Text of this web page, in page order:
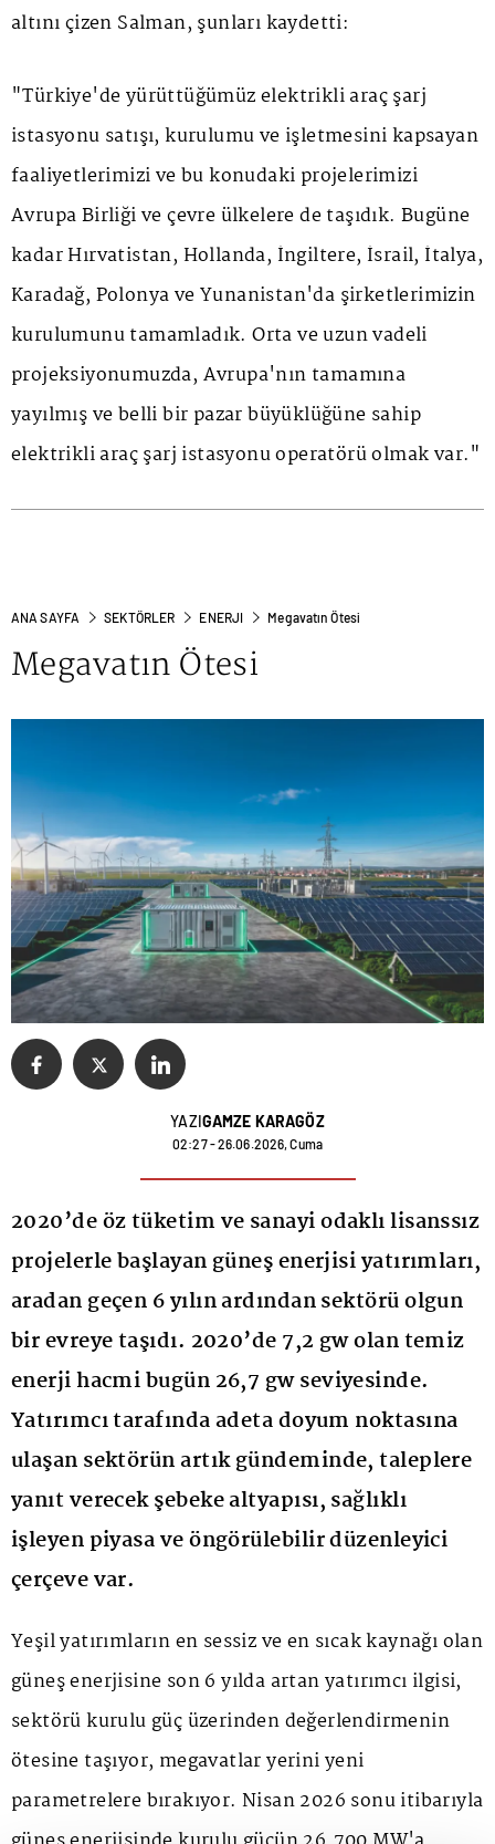
altını çizen Salman, şunları kaydetti:
"Türkiye'de yürüttüğümüz elektrikli araç şarj
istasyonu satışı, kurulumu ve işletmesini kapsayan
faaliyetlerimizi ve bu konudaki projelerimizi
Avrupa Birliği ve çevre ülkelere de taşıdık. Bugüne
kadar Hırvatistan, Hollanda, İngiltere, İsrail, İtalya,
Karadağ, Polonya ve Yunanistan'da şirketlerimizin
kurulumunu tamamladık. Orta ve uzun vadeli
projeksiyonumuzda, Avrupa'nın tamamına
yayılmış ve belli bir pazar büyüklüğüne sahip
elektrikli araç şarj istasyonu operatörü olmak var."
ANA SAYFA SEKTÖRLER ENERJI Megavatın Ötesi
Megavatın Ötesi
YAZIGAMZE KARAGÖZ
02:27 - 26.06.2026, Cuma
2020’de öz tüketim ve sanayi odaklı lisanssız
projelerle başlayan güneş enerjisi yatırımları,
aradan geçen 6 yılın ardından sektörü olgun
bir evreye taşıdı. 2020’de 7,2 gw olan temiz
enerji hacmi bugün 26,7 gw seviyesinde.
Yatırımcı tarafında adeta doyum noktasına
ulaşan sektörün artık gündeminde, taleplere
yanıt verecek şebeke altyapısı, sağlıklı
işleyen piyasa ve öngörülebilir düzenleyici
çerçeve var.
Yeşil yatırımların en sessiz ve en sıcak kaynağı olan
güneş enerjisine son 6 yılda artan yatırımcı ilgisi,
sektörü kurulu güç üzerinden değerlendirmenin
ötesine taşıyor, megavatlar yerini yeni
parametrelere bırakıyor. Nisan 2026 sonu itibarıyla